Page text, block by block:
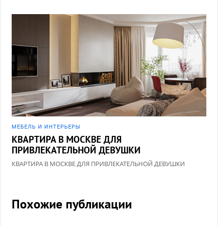
МЕБЕЛЬ И ИНТЕРЬЕРЫ
КВАРТИРА В МОСКВЕ ДЛЯ
ПРИВЛЕКАТЕЛЬНОЙ ДЕВУШКИ
КВАРТИРА В МОСКВЕ ДЛЯ ПРИВЛЕКАТЕЛЬНОЙ ДЕВУШКИ
Похожие публикации